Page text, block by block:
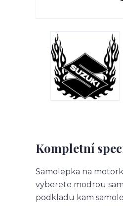
Kompletní
Samolepka na
vyberete modrou
podkladu kam